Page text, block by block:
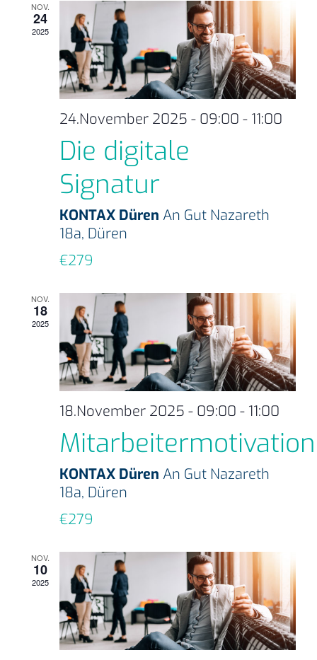
NOV.
24
2025
24.November 2025 - 09:00 - 11:00
Die digitale
Signatur
KONTAX Düren An Gut Nazareth
18a, Düren
€279
NOV.
18
2025
18.November 2025 - 09:00 - 11:00
Mitarbeitermotivation
KONTAX Düren An Gut Nazareth
18a, Düren
€279
NOV.
10
2025